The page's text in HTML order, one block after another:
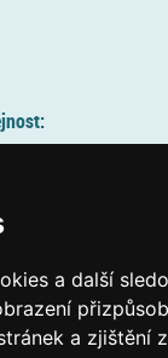
a další
a zjištění